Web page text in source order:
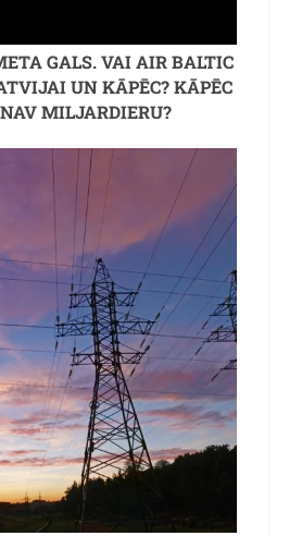
GALS. VAI AIR BALTIC
UN KĀPĒC? KĀPĒC
MILJARDIERU?